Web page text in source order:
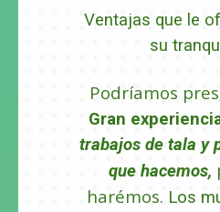
Ventajas que le
su
Podríamos
Gran
trabajos de tala y
que hacemos,
harémos. Los